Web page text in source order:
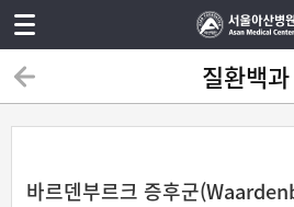
질환백과
바르덴부르크 증후군